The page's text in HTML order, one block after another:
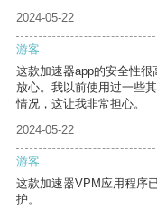
2024-05-22
游客
这款加速器app的安全性
放心。我以前使用过一些
情况，这让我非常担心。
2024-05-22
游客
这款加速器VPM应用程序
护。